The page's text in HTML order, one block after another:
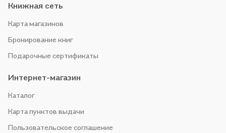
Книжная сеть
Карта магазинов
Бронирование книг
Подарочные сертификаты
Интернет-магазин
Каталог
Карта пунктов выдачи
Пользовательское соглашение